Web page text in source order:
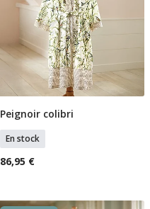
Sélectionner Tailles
Peignoir colibri
En stock
86,95 €